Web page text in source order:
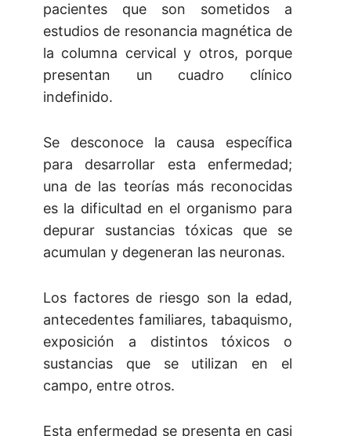
pacientes que son sometidos a
estudios de resonancia magnética de
la columna cervical y otros, porque
presentan un cuadro clínico
indefinido.
Se desconoce la causa específica
para desarrollar esta enfermedad;
una de las teorías más reconocidas
es la dificultad en el organismo para
depurar sustancias tóxicas que se
acumulan y degeneran las neuronas.
Los factores de riesgo son la edad,
antecedentes familiares, tabaquismo,
exposición a distintos tóxicos o
sustancias que se utilizan en el
campo, entre otros.
Esta enfermedad se presenta en casi